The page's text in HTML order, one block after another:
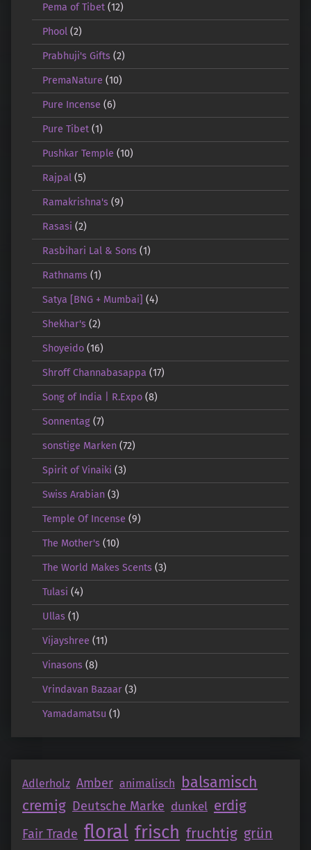
Pema of Tibet(12)
Phool(2)
Prabhuji's Gifts(2)
PremaNature (10)
Pure Incense (6)
Pure Tibet(1)
Pushkar Temple (10)
Rajpal(5)
Ramakrishna's(9)
Rasasi (2)
Rasbihari Lal & Sons(1)
Rathnams(1)
Satya [BNG + Mumbai] (4)
Shekhar's(2)
Shoyeido(16)
Shroff Channabasappa (17)
Song of India | R.Expo(8)
Sonnentag(7)
sonstige Marken(72)
Spirit of Vinaiki (3)
Swiss Arabian(3)
Temple Of Incense (9)
The Mother's(10)
The World Makes Scents(3)
Tulasi (4)
Ullas(1)
Vijayshree (11)
Vinasons(8)
Vrindavan Bazaar(3)
Yamadamatsu (1)
Adlerholz Amber animalisch balsamisch
cremig Deutsche Marke dunkel erdig
Fair Trade floral frisch fruchtig grün